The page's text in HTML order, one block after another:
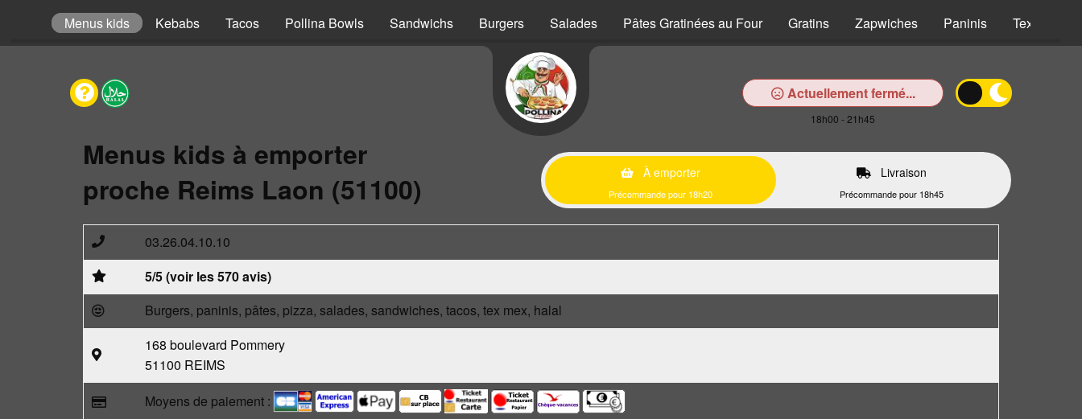
Menus kids Kebabs Tacos Pollina Bowls Sandwichs Burgers Salades Pâtes Gratinées au Four Gratins Zapwiches Paninis Tex Mex
Actuellement fermé...
18h00 - 21h45
Menus kids à emporter
proche Reims Laon (51100)
À emporter
Précommande pour 18h20
Livraison
Précommande pour 18h45
03.26.04.10.10
5/5 (voir les 570 avis)
Burgers, paninis, pâtes, pizza, salades, sandwiches, tacos, tex mex, halal
168 boulevard Pommery
51100 REIMS
Moyens de paiement :